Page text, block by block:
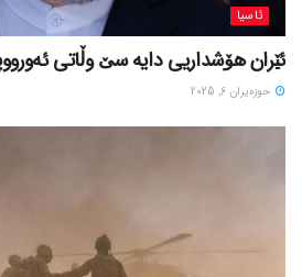
ئاسیا
ئێران هۆشداریی دایە سێ وڵاتی
حوزه‌یران 6, 2025